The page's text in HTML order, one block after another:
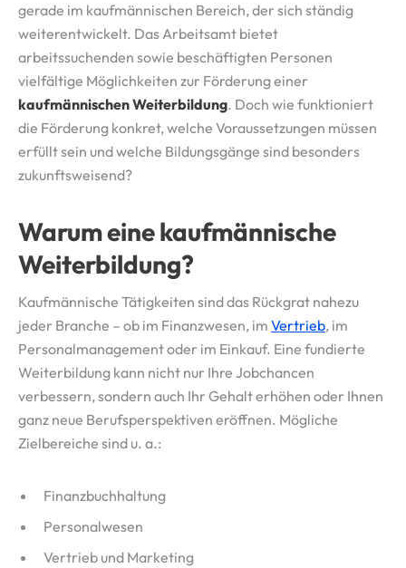
gerade im kaufmännischen Bereich, der sich ständig
weiterentwickelt. Das Arbeitsamt bietet
arbeitssuchenden sowie beschäftigten Personen
vielfältige Möglichkeiten zur Förderung einer
kaufmännischen Weiterbildung. Doch wie funktioniert
die Förderung konkret, welche Voraussetzungen müssen
erfüllt sein und welche Bildungsgänge sind besonders
zukunftsweisend?
Warum eine kaufmännische
Weiterbildung?
Kaufmännische Tätigkeiten sind das Rückgrat nahezu
jeder Branche – ob im Finanzwesen, im Vertrieb, im
Personalmanagement oder im Einkauf. Eine fundierte
Weiterbildung kann nicht nur Ihre Jobchancen
verbessern, sondern auch Ihr Gehalt erhöhen oder Ihnen
ganz neue Berufsperspektiven eröffnen. Mögliche
Zielbereiche sind u. a.:
Finanzbuchhaltung
Personalwesen
Vertrieb und Marketing